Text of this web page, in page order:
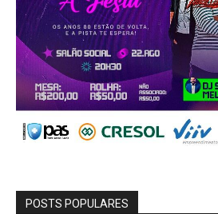
POSTS POPULARES